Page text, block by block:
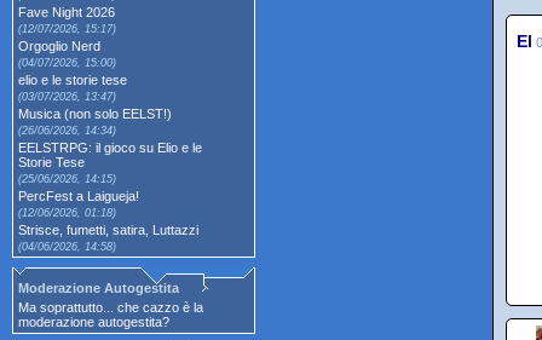
Fave Night 2026
(12/07/2026, 15:17)
Orgoglio Nerd
(04/07/2026, 15:00)
elio e le storie tese
(03/07/2026, 13:47)
Musica (non solo EELST!)
(26/06/2026, 14:34)
EELSTRPG: il gioco su Elio e le
Storie Tese
(25/06/2026, 14:15)
PercFest a Laigueja!
(12/06/2026, 01:18)
Strisce, fumetti, satira, Luttazzi
(04/06/2026, 14:58)
Moderazione Autogestita
Ma soprattutto... che cazzo è la
moderazione autogestita?
El